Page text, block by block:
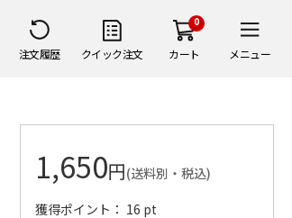
注文履歴 クイック注文
0
カート メニュー
1,650円(送料別・税込)
獲得ポイント： 16 pt